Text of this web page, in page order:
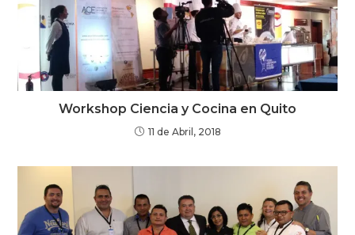
Workshop Ciencia y Cocina en Quito
11 de Abril, 2018